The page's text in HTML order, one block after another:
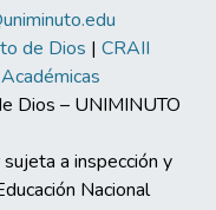
de Dios | CRAII
Dios – UNIMINUTO
a inspección y
Nacional